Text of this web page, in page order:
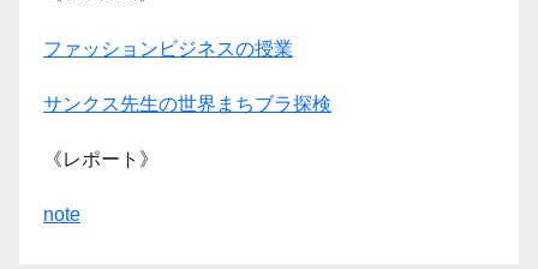
ファッションビジネスの授業
サンクス先生の世界まちブラ探検
《レポート》
note